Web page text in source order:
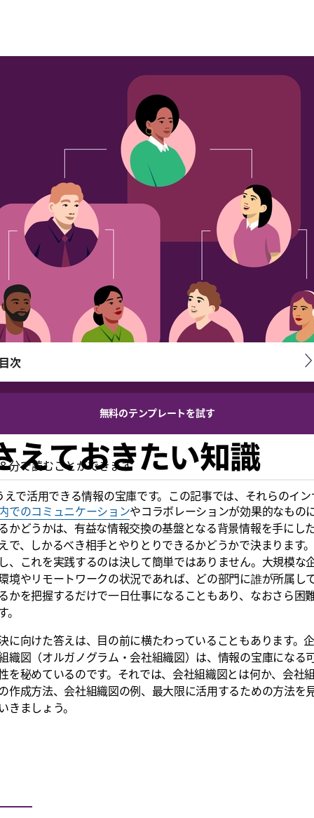
えておきたい知識
で活用できる情報の宝庫です。この記事では、それらのイン
次
無料のテンプレートを試す
分で読むことができます
でのコミュニケーションやコラボレーションが効果的なもの
かどうかは、有益な情報交換の基盤となる背景情報を手にし
で、しかるべき相手とやりとりできるかどうかで決まります
、これを実践するのは決して簡単ではありません。大規模な
境やリモートワークの状況であれば、どの部門に誰が所属し
かを把握するだけで一日仕事になることもあり、なおさら困
。
に向けた答えは、目の前に横たわっていることもあります。
織図（オルガノグラム・会社組織図）は、情報の宝庫になる
を秘めているのです。それでは、会社組織図とは何か、会社
作成方法、会社組織図の例、最大限に活用するための方法を
きましょう。